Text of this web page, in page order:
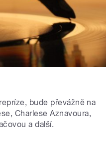
bude převážně na
Charlese Aznavoura,
a další.